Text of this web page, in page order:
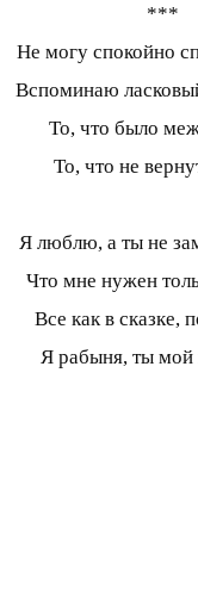
***
Не могу спокойно
Вспоминаю
То, что было
То, что не
Я люблю, а ты не
Что мне нужен
Все как в сказке,
Я рабыня, ты мой